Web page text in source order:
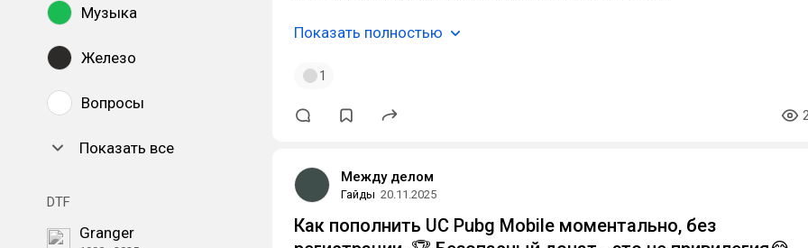
Музыка
Железо
Вопросы
Показать все
DTF
Granger
Показать полностью
1
Между делом
Гайды 20.11.2025
Как пополнить UC Pubg Mobile моментально, без